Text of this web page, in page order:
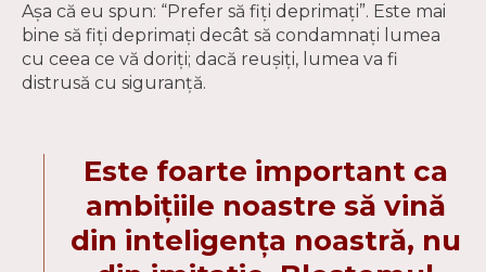
Așa că eu spun: “Prefer să fiți deprimați”. Este mai
bine să fiți deprimați decât să condamnați lumea
cu ceea ce vă doriți; dacă reușiți, lumea va fi
distrusă cu siguranță.
Este foarte important ca
ambițiile noastre să vină
din inteligența noastră, nu